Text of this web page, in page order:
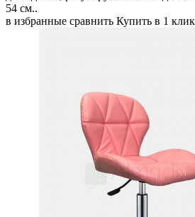
54 см..
в избранные сравнить Купить в 1 клик